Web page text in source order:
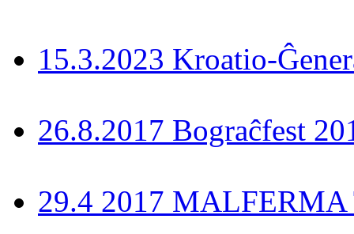
15.3.2023 Kroatio-
26.8.2017 Bograĉfest
29.4 2017